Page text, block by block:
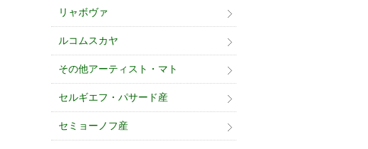
リャボヴァ
ルコムスカヤ
その他アーティスト・マト
セルギエフ・パサード産
セミョーノフ産